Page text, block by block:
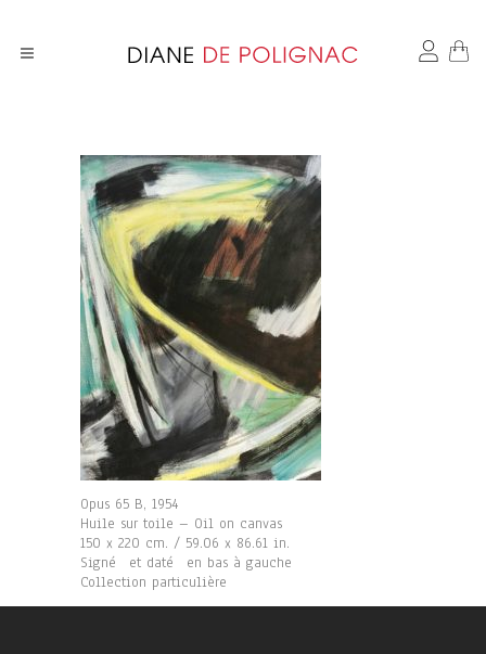
Opus 65 B, 1954
Huile sur toile – Oil on canvas
150 x 220 cm. / 59.06 x 86.61 in.
Signé et daté en bas à gauche
Collection particulière